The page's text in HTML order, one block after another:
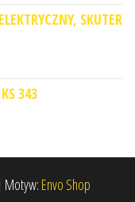
SKUTER
343
Motyw: Envo Shop